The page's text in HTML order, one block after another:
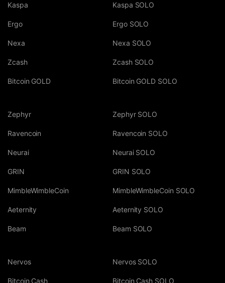
Kaspa
Ergo
Nexa
Zcash
Bitcoin GOLD
Kaspa SOLO
Ergo SOLO
Nexa SOLO
Zcash SOLO
Bitcoin GOLD SOLO
Zephyr
Ravencoin
Neurai
GRIN
MimbleWimbleCoin
Aeternity
Beam
Zephyr SOLO
Ravencoin SOLO
Neurai SOLO
GRIN SOLO
MimbleWimbleCoin SOLO
Aeternity SOLO
Beam SOLO
Nervos
Bitcoin Cash
Nervos SOLO
Bitcoin Cash SOLO